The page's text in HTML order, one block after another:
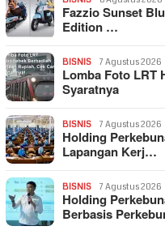
Fazzio Sunset
Edition …
BISNIS 7 Agustus 2026
Lomba Foto LRT
Syaratnya
BISNIS 7 Agustus 2026
Holding
Lapangan Kerj…
BISNIS 7 Agustus 2026
Holding
Berbasis